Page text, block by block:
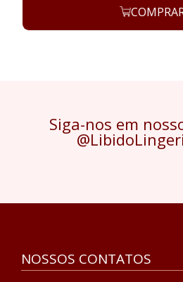
Siga-nos em
NOSSOS CONTATOS